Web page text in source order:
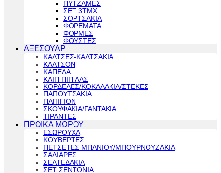
ΠΥΤΖΑΜΕΣ
ΣΕΤ 3ΤΜΧ
ΣΟΡΤΣΑΚΙΑ
ΦΟΡΕΜΑΤΑ
ΦΟΡΜΕΣ
ΦΟΥΣΤΕΣ
ΑΞΕΣΟΥΑΡ
ΚΑΛΤΣΕΣ-ΚΑΛΤΣΑΚΙΑ
ΚΑΛΤΣΟΝ
ΚΑΠΕΛΑ
ΚΛΙΠ ΠΙΠΙΛΑΣ
ΚΟΡΔΕΛΕΣ/ΚΟΚΑΛΑΚΙΑ/ΣΤΕΚΕΣ
ΠΑΠΟΥΤΣΑΚΙΑ
ΠΑΠΙΓΙΟΝ
ΣΚΟΥΦΑΚΙΑ/ΓΑΝΤΑΚΙΑ
ΤΙΡΑΝΤΕΣ
ΠΡΟΙΚΑ ΜΩΡΟΥ
ΕΣΩΡΟΥΧΑ
ΚΟΥΒΕΡΤΕΣ
ΠΕΤΣΕΤΕΣ ΜΠΑΝΙΟΥ/ΜΠΟΥΡΝΟΥΖΑΚΙΑ
ΣΑΛΙΑΡΕΣ
ΣΕΛΤΕΔΑΚΙΑ
ΣΕΤ ΣΕΝΤΟΝΙΑ